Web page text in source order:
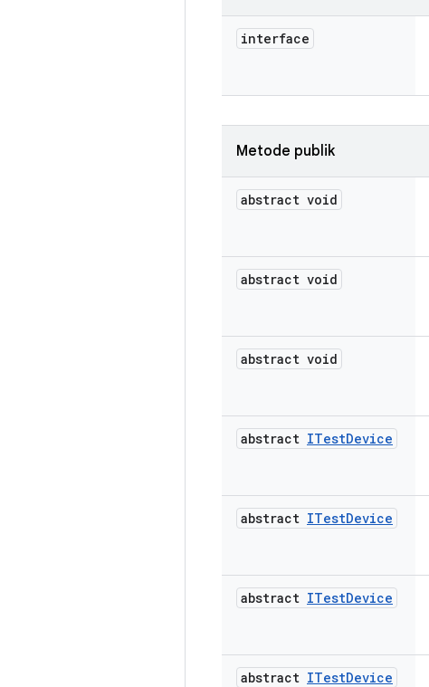
interface
Metode publik
abstract void
abstract void
abstract void
abstract ITestDevice
abstract ITestDevice
abstract ITestDevice
abstract ITestDevice